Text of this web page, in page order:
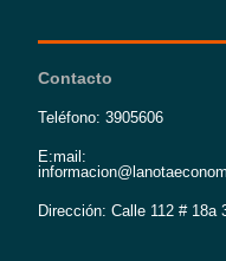
Contacto
Teléfono: 3905606
E:mail:
Dirección: Calle 112 #